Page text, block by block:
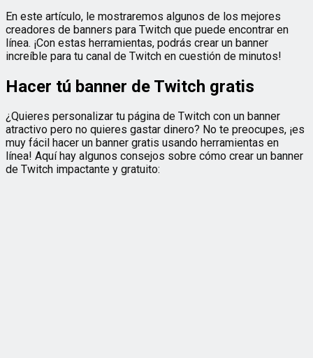
En este artículo, le mostraremos algunos de los mejores
creadores de banners para Twitch que puede encontrar en
línea. ¡Con estas herramientas, podrás crear un banner
increíble para tu canal de Twitch en cuestión de minutos!
Hacer tú banner de Twitch gratis
¿Quieres personalizar tu página de Twitch con un banner
atractivo pero no quieres gastar dinero? No te preocupes, ¡es
muy fácil hacer un banner gratis usando herramientas en
línea! Aquí hay algunos consejos sobre cómo crear un banner
de Twitch impactante y gratuito: